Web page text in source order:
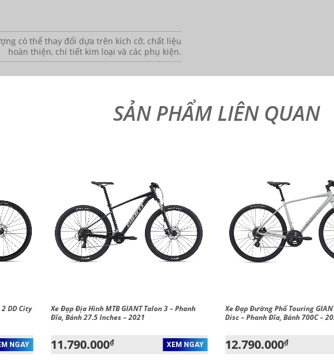
có thể thay đổi dựa trên kích cỡ, chất liệu
hoàn thiện, chi tiết kim loại và các phụ kiện.
DD City
NGAY
Xe Đạp Địa Hình MTB GIANT Talon 3 – Phanh
Đĩa, Bánh 27.5 Inches – 2021
11.790.000₫ XEM NGAY
Xe Đạp Đường Phố Touring
Disc – Phanh Đĩa, Bánh 700C –
12.790.000₫